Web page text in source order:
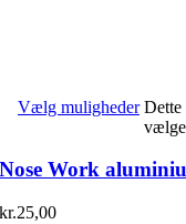
Vælg muligheder Dette
Nose Work
kr.25,00